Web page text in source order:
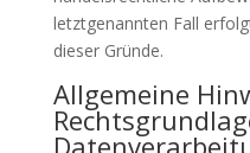
letztgenannten Fall
dieser Gründe.
Allgemeine